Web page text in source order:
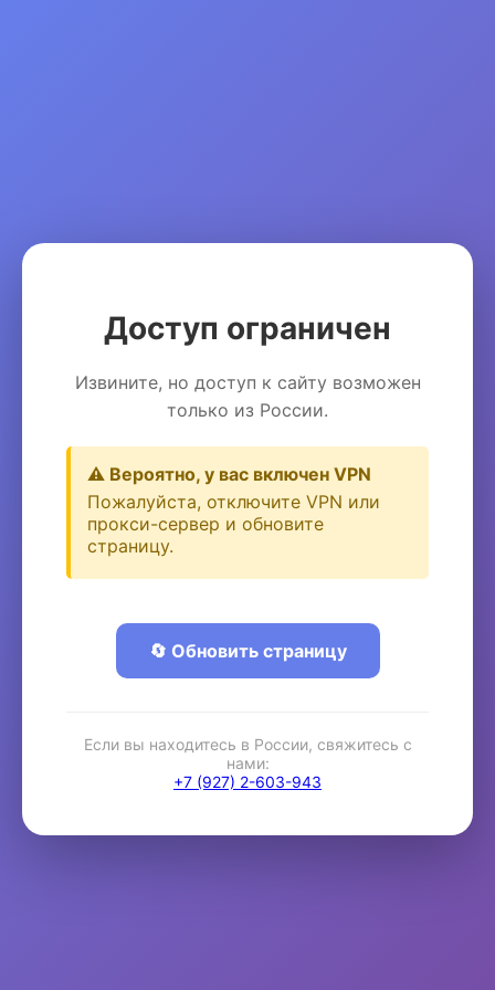
Доступ ограничен
Извините, но доступ к сайту возможен
только из России.
⚠️ Вероятно, у вас включен VPN
Пожалуйста, отключите VPN или
прокси-сервер и обновите
страницу.
🔄 Обновить страницу
Если вы находитесь в России, свяжитесь с
нами:
+7 (927) 2-603-943